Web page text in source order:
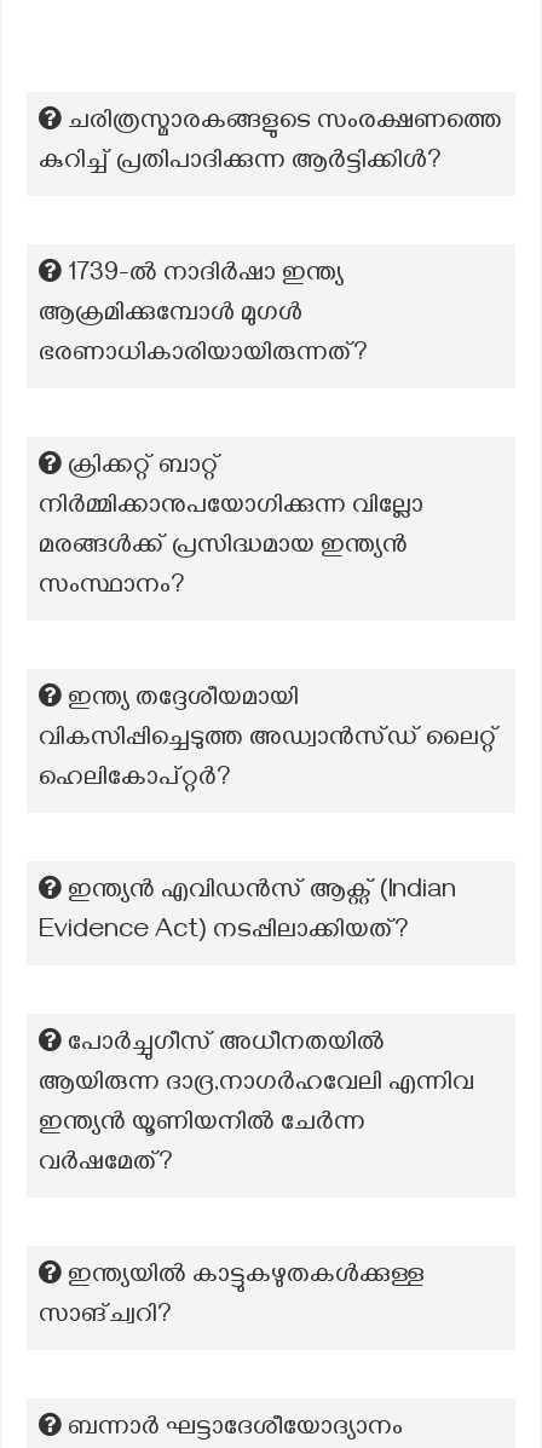
ചരിത്രസ്മാരകങ്ങളുടെ സംരക്ഷണത്തെ
കുറിച്ച് പ്രതിപാദിക്കുന്ന ആർട്ടിക്കിൾ?
1739-ൽ നാദിർഷാ ഇന്ത്യ
ആക്രമിക്കുമ്പോൾ മുഗൾ
ഭരണാധികാരിയായിരുന്നത്?
ക്രിക്കറ്റ് ബാറ്റ്
നിർമ്മിക്കാനുപയോഗിക്കുന്ന വില്ലോ
മരങ്ങൾക്ക് പ്രസിദ്ധമായ ഇന്ത്യൻ
സംസ്ഥാനം?
ഇന്ത്യ തദ്ദേശീയമായി
വികസിപ്പിച്ചെടുത്ത അഡ്വാൻസ്ഡ് ലൈറ്റ്
ഹെലികോപ്റ്റർ?
ഇന്ത്യൻ എവിഡൻസ് ആക്റ്റ് (Indian
Evidence Act) നടപ്പിലാക്കിയത്?
പോർച്ചുഗീസ് അധീനതയിൽ
ആയിരുന്ന ദാദ്ര,നാഗർഹവേലി എന്നിവ
ഇന്ത്യൻ യൂണിയനിൽ ചേർന്ന
വർഷമേത്?
ഇന്ത്യയിൽ കാട്ടുകഴുതകൾക്കുള്ള
സാങ്ച്വറി?
ബന്നാർ ഘട്ടാദേശീയോദ്യാനം